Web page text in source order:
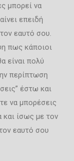
μπορεί να
επειδή
εαυτό σου.
πως κάποιοι
είναι πολύ
περίπτωση
έστω και
να μπορέσεις
και ίσως με τον
εαυτό σου